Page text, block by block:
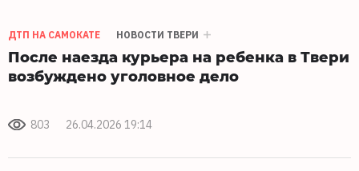
ДТП НА САМОКАТЕ НОВОСТИ ТВЕРИ
После наезда курьера на ребенка в Твери
возбуждено уголовное дело
803 26.04.2026 19:14